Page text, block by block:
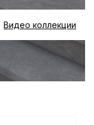
Видео коллекции